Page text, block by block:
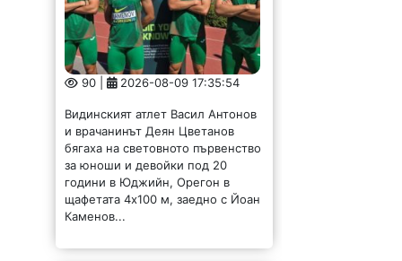
90 | 2026-08-09 17:35:54
и врачанинът Деян Цветанов
бягаха на световното първенство
за юноши и девойки под 20
години в Юджийн, Орегон в
щафетата 4х100 м, заедно с Йоан
Каменов...